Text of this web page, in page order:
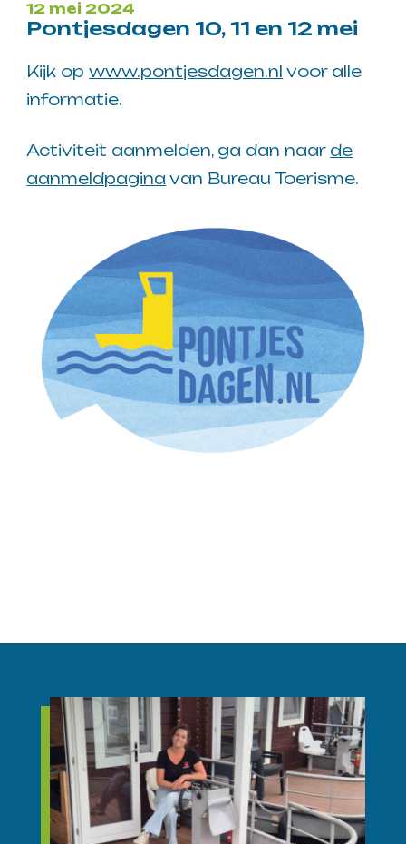
12 mei 2024
Pontjesdagen 10, 11 en 12 mei
Kijk opwww.pontjesdagen.nl voor alle
informatie.
Activiteit aanmelden, ga dan naar de
aanmeldpaginavan Bureau Toerisme.